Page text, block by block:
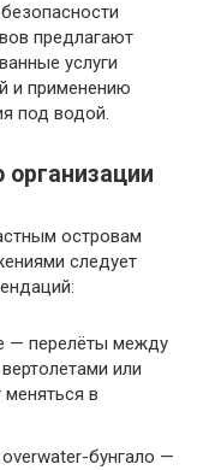
предлагают
услуги
и применению
под водой.
островам
следует
— перелёты между
или
в
бунгало —